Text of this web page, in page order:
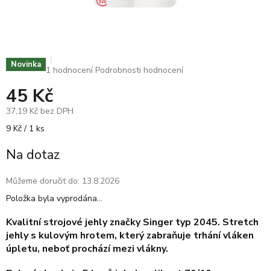
Novinka Průměrné
produktu
je
5,0
hvězdiček.
1 hodnocení Podrobnosti hodnocení
45 Kč
37,19 Kč bez DPH
Měrná
9 Kč / 1 ks
Na dotaz
Můžeme doručit do: 13.8.2026
Položka byla vyprodána…
Kvalitní strojové jehly značky Singer typ 2045. Stretch
jehly s kulovým hrotem, který zabraňuje trhání vláken
úpletu, neboť prochází mezi vlákny.